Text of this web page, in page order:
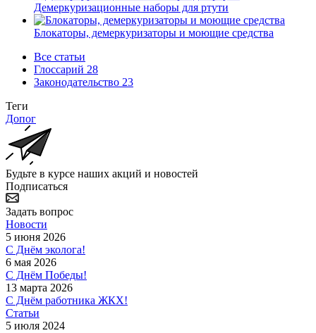
Демеркуризационные наборы для ртути
Блокаторы, демеркуризаторы и моющие средства
Все статьи
Глоссарий 28
Законодательство 23
Теги
Допог
Будьте в курсе наших акций и новостей
Подписаться
Задать вопрос
Новости
5 июня 2026
С Днём эколога!
6 мая 2026
С Днём Победы!
13 марта 2026
С Днём работника ЖКХ!
Статьи
5 июля 2024